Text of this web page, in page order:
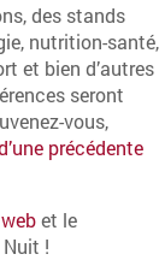
des stands
nutrition-santé,
et bien d’autres
seront
vous,
précédente
et le
!